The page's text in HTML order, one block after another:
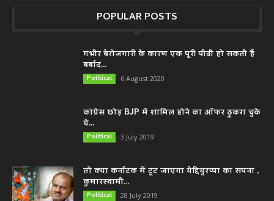
POPULAR POSTS
गंभीर बेरोजगारी के कारण एक पूरी पीढी हो सकती हैं
बर्बाद...
Political 6 August 2020
कांग्रेस छोड़ BJP में शामिल होने का ऑफर ठुकरा चुके
ये...
Political 3 July 2019
तो क्या कर्नाटक में टूट जाएगा येद्दियुरप्पा का सपना ,
कुमारस्वामी...
Political 28 July 2019